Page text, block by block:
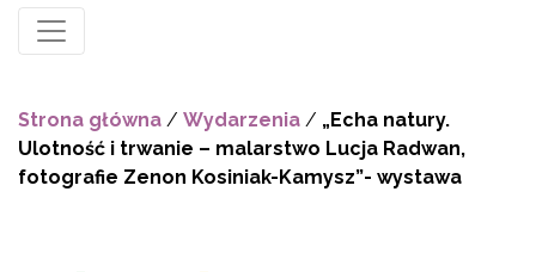
Strona główna / Wydarzenia / „Echa natury.
Ulotność i trwanie – malarstwo Lucja Radwan,
fotografie Zenon Kosiniak-Kamysz”- wystawa